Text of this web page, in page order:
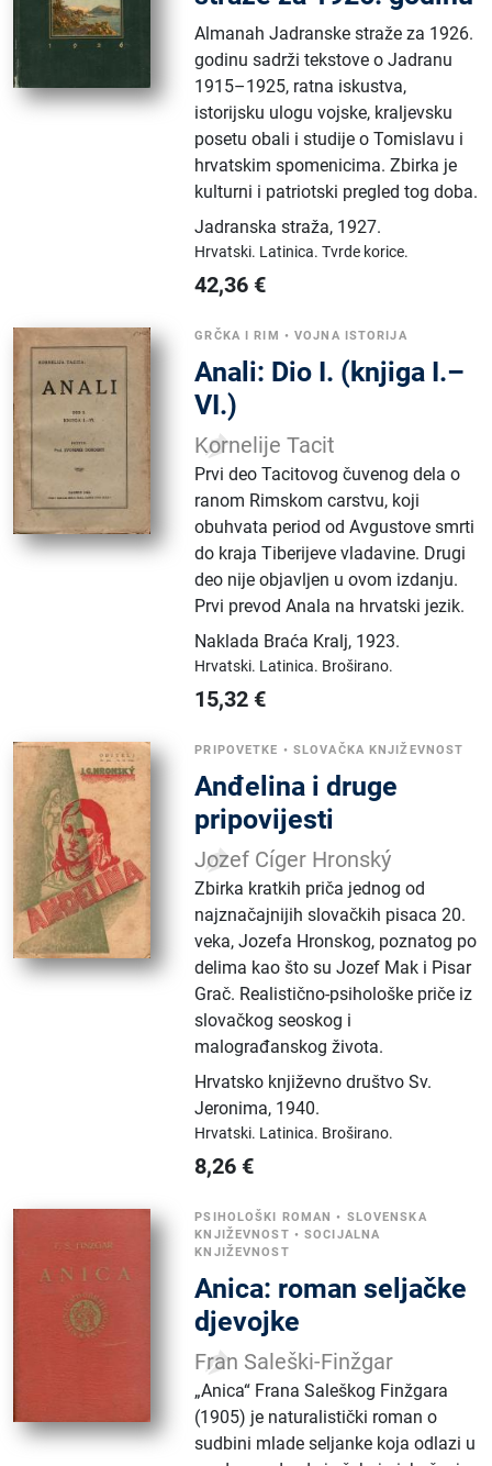
Almanah Jadranske straže za 1926.
godinu sadrži tekstove o Jadranu
1915–1925, ratna iskustva,
istorijsku ulogu vojske, kraljevsku
posetu obali i studije o Tomislavu i
hrvatskim spomenicima. Zbirka je
kulturni i patriotski pregled tog doba.
Jadranska straža, 1927.
Hrvatski. Latinica.Tvrde korice.
42,36 €
GRČKA I RIM •VOJNA ISTORIJA
Anali: Dio I. (knjiga I.–
VI.)
Kornelije Tacit
Prvi deo Tacitovog čuvenog dela o
ranom Rimskom carstvu, koji
obuhvata period od Avgustove smrti
do kraja Tiberijeve vladavine. Drugi
deo nije objavljen u ovom izdanju.
Prvi prevod Anala na hrvatski jezik.
Naklada Braća Kralj, 1923.
Hrvatski. Latinica. Broširano.
15,32 €
PRIPOVETKE • SLOVAČKA KNJIŽEVNOST
Anđelina i druge
pripovijesti
Jozef Cíger Hronský
Zbirka kratkih priča jednog od
najznačajnijih slovačkih pisaca 20.
veka, Jozefa Hronskog, poznatog po
delima kao što su Jozef Mak i Pisar
Grač. Realistično-psihološke priče iz
slovačkog seoskog i
malograđanskog života.
Hrvatsko književno društvo Sv.
Jeronima, 1940.
Hrvatski. Latinica. Broširano.
8,26 €
PSIHOLOŠKI ROMAN • SLOVENSKA
KNJIŽEVNOST •SOCIJALNA
KNJIŽEVNOST
Anica: roman seljačke
djevojke
Fran Saleški-Finžgar
„Anica“ Frana Saleškog Finžgara
(1905) je naturalistički roman o
sudbini mlade seljanke koja odlazi u